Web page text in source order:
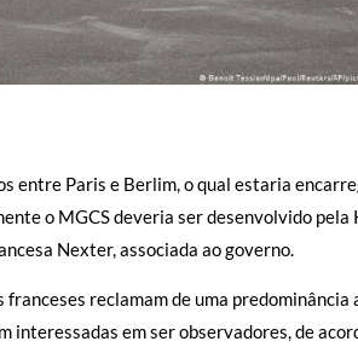
entre Paris e Berlim, o qual estaria
o MGCS deveria ser desenvolvido pela
Nexter, associada ao governo.
reclamam de uma predominância
em ser observadores, de